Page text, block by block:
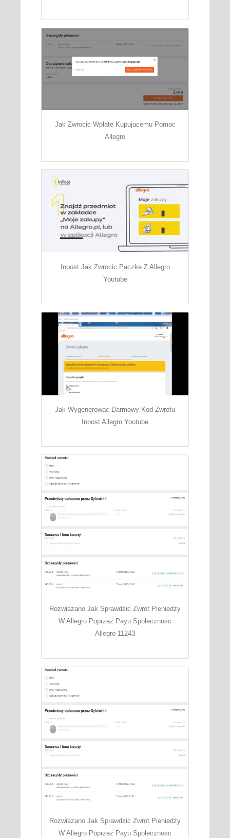
Jak Zwrocic Wplate Kupujacemu Pomoc
Allegro
Inpost Jak Zwrocic Paczke Z Allegro
Youtube
Jak Wygenerowac Darmowy Kod Zwrotu
Inpost Allegro Youtube
Rozwiazano Jak Sprawdzic Zwrot Pieniedzy
W Allegro Poprzez Payu Spolecznosc
Allegro 11243
Rozwiazano Jak Sprawdzic Zwrot Pieniedzy
W Allegro Poprzez Payu Spolecznosc